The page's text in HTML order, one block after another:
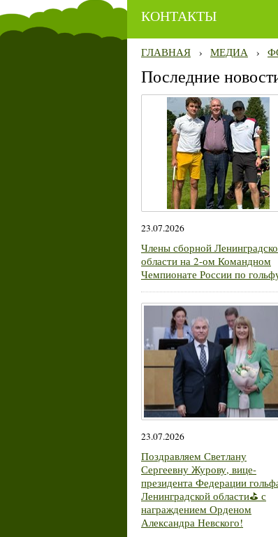
КОНТАКТЫ
ГЛАВНАЯ › МЕДИА ›
Последние
23.07.2026
Члены сборной
области на 2-ом Командном
Чемпионате России по
23.07.2026
Поздравляем Светлану
Сергеевну Журову, вице-
президента Федерации
Ленинградской области⛳ с
награждением Орденом
Александра Невского!